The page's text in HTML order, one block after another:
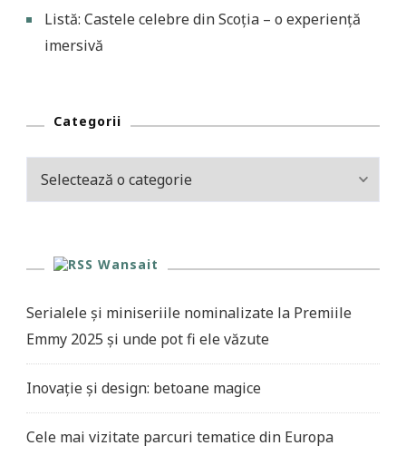
Listă: Castele celebre din Scoția – o experiență
imersivă
Categorii
Categorii
Wansait
Serialele și miniseriile nominalizate la Premiile
Emmy 2025 și unde pot fi ele văzute
Inovație și design: betoane magice
Cele mai vizitate parcuri tematice din Europa